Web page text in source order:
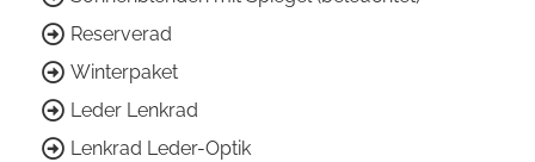
Reserverad
Winterpaket
Leder Lenkrad
Lenkrad Leder-Optik